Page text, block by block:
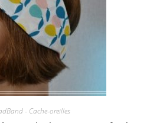
- Cache-oreilles